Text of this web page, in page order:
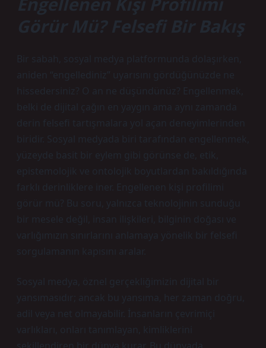
Görür Mü? Felsefi Bir Bakış
Bir sabah, sosyal medya platformunda dolaşırken,
aniden “engellediniz” uyarısını gördüğünüzde ne
hissedersiniz? O an ne düşündünüz? Engellenmek,
belki de dijital çağın en yaygın ama aynı zamanda
derin felsefi tartışmalara yol açan deneyimlerinden
biridir. Sosyal medyada biri tarafından engellenmek,
yüzeyde basit bir eylem gibi görünse de, etik,
epistemolojik ve ontolojik boyutlardan bakıldığında
farklı derinliklere iner. Engellenen kişi profilimi
görür mü? Bu soru, yalnızca teknolojinin sunduğu
bir mesele değil, insan ilişkileri, bilginin doğası ve
varlığımızın sınırlarını anlamaya yönelik bir felsefi
sorgulamanın kapısını aralar.
Sosyal medya, öznel gerçekliğimizin dijital bir
yansımasıdır; ancak bu yansıma, her zaman doğru,
adil veya net olmayabilir. İnsanların çevrimiçi
varlıkları, onları tanımlayan, kimliklerini